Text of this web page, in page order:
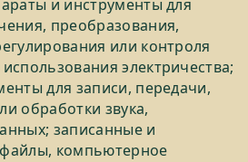
и инструменты для
преобразования,
или контроля
электричества;
для записи, передачи,
обработки звука,
записанные и
компьютерное